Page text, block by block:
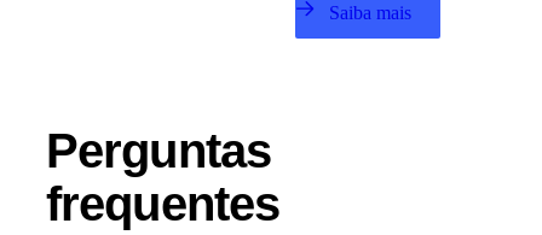
Saiba mais
Perguntas
frequentes